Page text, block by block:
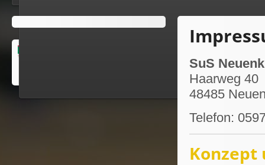
SuS
Haarweg 40
48485
Telefon:
Konzept